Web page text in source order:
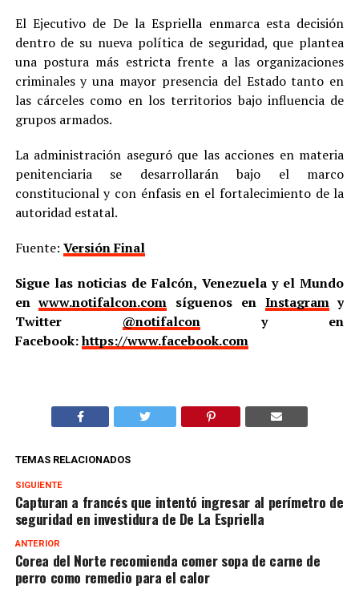
El Ejecutivo de De la Espriella enmarca esta decisión
dentro de su nueva política de seguridad, que plantea
una postura más estricta frente a las organizaciones
criminales y una mayor presencia del Estado tanto en
las cárceles como en los territorios bajo influencia de
grupos armados.
La administración aseguró que las acciones en materia
penitenciaria se desarrollarán bajo el marco
constitucional y con énfasis en el fortalecimiento de la
autoridad estatal.
Fuente: Versión Final
Sigue las noticias de Falcón, Venezuela y el Mundo
enwww.notifalcon.com síguenos en Instagramy
Twitter @notifalcony en
Facebook:https://www.facebook.com
TEMAS RELACIONADOS
SIGUIENTE
Capturan a francés que intentó ingresar al perímetro de
seguridad en investidura de De La Espriella
ANTERIOR
Corea del Norte recomienda comer sopa de carne de
perro como remedio para el calor